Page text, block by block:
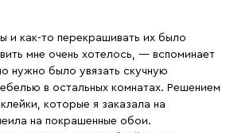
и как-то перекрашивать их было
мне очень хотелось, — вспоминает
нужно было увязать скучную
в остальных комнатах. Решением
которые я заказала на
на покрашенные обои.